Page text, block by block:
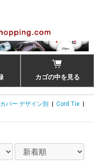
カゴの中を見る
バー デザイン別 Cord Tie